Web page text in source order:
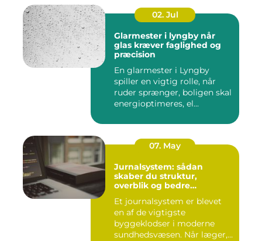
02. Jul
Glarmester i lyngby når
glas kræver faglighed og
præcision
En glarmester i Lyngby
spiller en vigtig rolle, når
ruder sprænger, boligen skal
energioptimeres, el...
07. May
Jurnalsystem: sådan
skaber du struktur,
overblik og bedre
Et journalsystem er blevet
en af de vigtigste
byggeklodser i moderne
sundhedsvæsen. Når læger,